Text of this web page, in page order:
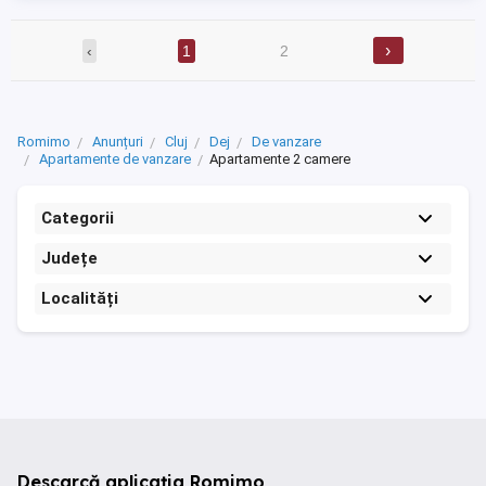
‹ 1 2 ›
Romimo Anunțuri Cluj Dej
De vanzare
Apartamente de vanzare
Apartamente 2 camere
Categorii
Județe
Localități